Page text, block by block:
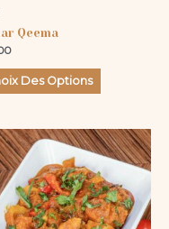
Qeema
Des Options
Ce
produit
a
plusieurs
variations.